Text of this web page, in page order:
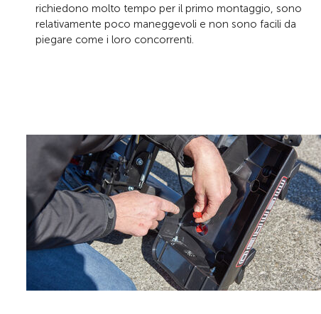
richiedono molto tempo per il primo montaggio, sono
relativamente poco maneggevoli e non sono facili da
piegare come i loro concorrenti.